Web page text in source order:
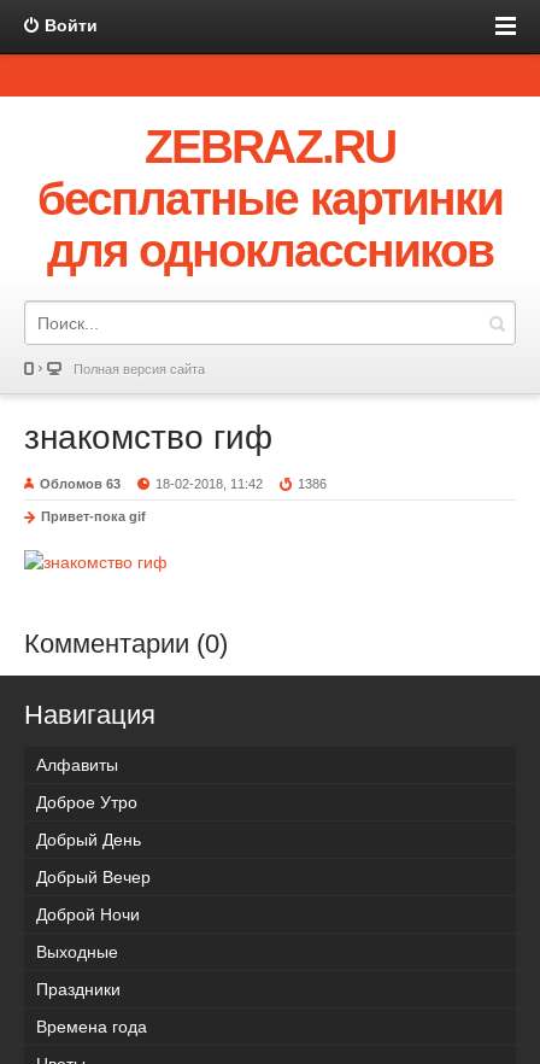
Войти
ZEBRAZ.RU
бесплатные картинки
для одноклассников
Полная версия сайта
знакомство гиф
Обломов 63 18-02-2018, 11:42 1386
Привет-пока gif
Комментарии (0)
Навигация
Алфавиты
Доброе Утро
Добрый День
Добрый Вечер
Доброй Ночи
Выходные
Праздники
Времена года